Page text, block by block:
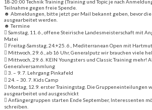
18-20:00 Technik Training (Training und Topic je nach
Teilnahme gegen freie Spende.
☻ Abmeldungen, bitte jetzt per Mail bekannt geben, bevor
ausgearbeitet werden.
☻ Termine
 Samstag, 11. 6., offene Steirische Landesmeisterschaft mit
Matei
 Freitag-Samstag, 24.+25. 6., Mediterranean Open mit
 Mittwoch, 29. 6., ab 16 Uhr, Generalputz wir brauchen viele
 Mittwoch, 29. 6. KEIN Youngsters und Classic Training mehr!
Generalversammlung
 3. – 9. 7. Lehrgang Pinkafeld
 24. – 30. 7. Kids Camp
 Montag, 12.9. erster Trainingstag. Die Gruppeneinteilungen
ausgearbeitet und ausgeschickt
 Anfängergruppen starten Ende September, Interessenten
schreiben.